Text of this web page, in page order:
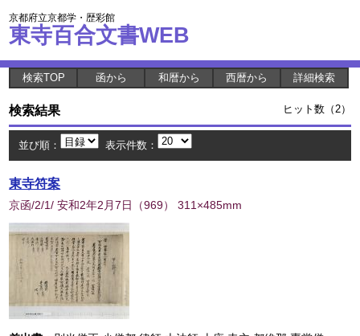
京都府立京都学・歴彩館
東寺百合文書WEB
検索TOP 函から 和暦から 西暦から 詳細検索
検索結果 ヒット数（2）
並び順： 表示件数：
東寺符案
京函/2/1/ 安和2年2月7日 （969） 311×485mm